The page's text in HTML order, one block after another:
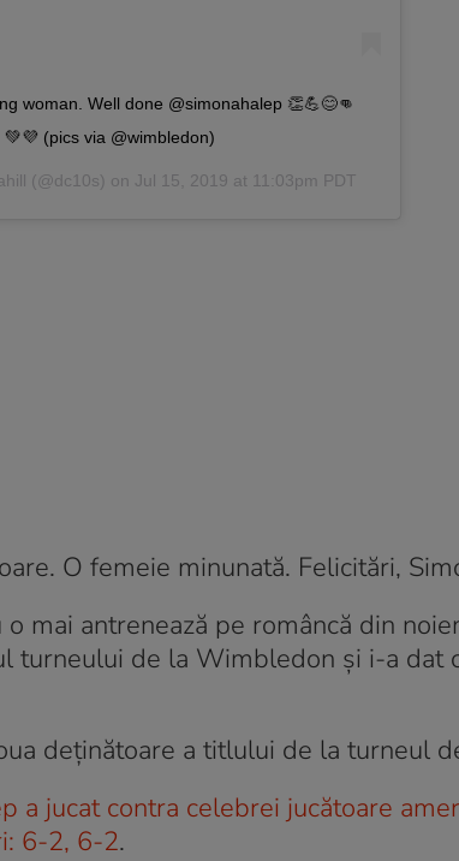
woman. Well done @simonahalep 👏💪😊👊
(pics via @wimbledon)
(@dc10s) on Jul 15, 2019 at 11:03pm PDT
O femeie minunată. Felicitări,
o mai antrenează pe româncă din
turneului de la Wimbledon și i-a dat
deținătoare a titlului de la turneul
a jucat contra celebrei jucătoare
6-2, 6-2.